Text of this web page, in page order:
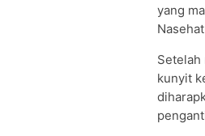
yang
Setelah
kunyit